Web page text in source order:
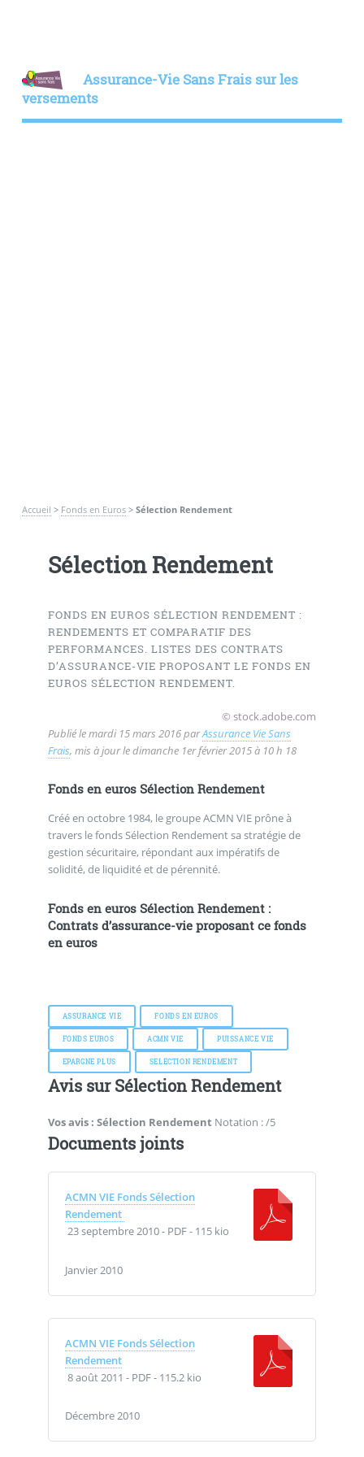
Assurance-Vie Sans Frais sur les
versements
Accueil > Fonds en Euros> Sélection Rendement
Sélection Rendement
FONDS EN EUROS SÉLECTION RENDEMENT :
RENDEMENTS ET COMPARATIF DES
PERFORMANCES. LISTES DES CONTRATS
D’ASSURANCE-VIE PROPOSANT LE FONDS EN
EUROS SÉLECTION RENDEMENT.
© stock.adobe.com
Publié lemardi 15 mars 2016parAssurance Vie Sans
Frais, mis à jour ledimanche 1er février 2015 à 10 h 18
Fonds en euros Sélection Rendement
Créé en octobre 1984, le groupe ACMN VIE prône à
travers le fonds Sélection Rendement sa stratégie de
gestion sécuritaire, répondant aux impératifs de
solidité, de liquidité et de pérennité.
Fonds en euros Sélection Rendement :
Contrats d’assurance-vie proposant ce fonds
en euros
ASSURANCE VIE FONDS EN EUROS
FONDS EUROS ACMN VIE PUISSANCE VIE
EPARGNE PLUS SELECTION RENDEMENT
Avis sur Sélection Rendement
Vos avis : Sélection Rendement Notation : /5
Documents joints
ACMN VIE Fonds Sélection
Rendement
23 septembre 2010- PDF- 115 kio
Janvier 2010
ACMN VIE Fonds Sélection
Rendement
8 août 2011 - PDF- 115.2 kio
Décembre 2010